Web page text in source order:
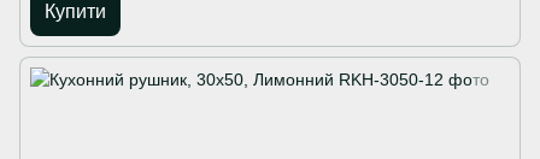
Купити